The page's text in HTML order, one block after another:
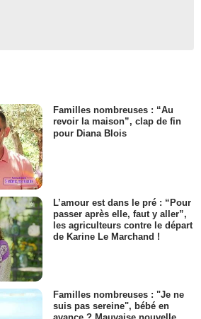
Familles nombreuses : “Au
revoir la maison”, clap de fin
pour Diana Blois
L’amour est dans le pré : “Pour
passer après elle, faut y aller”,
les agriculteurs contre le départ
de Karine Le Marchand !
Familles nombreuses : "Je ne
suis pas sereine", bébé en